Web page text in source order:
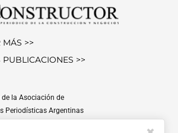
MÁS >>
PUBLICACIONES >>
de la Asociación de
Periodísticas Argentinas